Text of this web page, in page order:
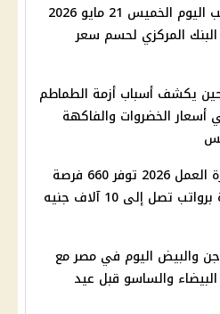
أسعار الذهب اليوم الخميس 21 مايو 2026
البنك المركزي لحسم سعر
يكشف أسباب أزمة الطماطم
الخضروات والفاكهة
وظائف وزارة العمل 2026 توفر 660 فرصة
عمل جديدة برواتب تصل إلى 10 آلاف جنيه
والبيض اليوم في مصر مع
البيضاء والساسو قبل عيد